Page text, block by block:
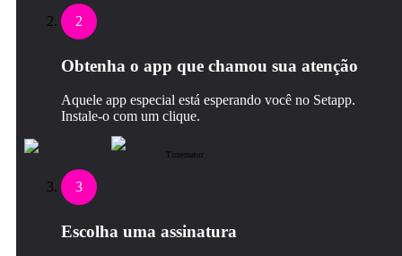
2
Obtenha o app que chamou sua atenção
Aquele app especial está esperando você no Setapp.
Instale‑o com um clique.
Timemator
3
Escolha uma assinatura